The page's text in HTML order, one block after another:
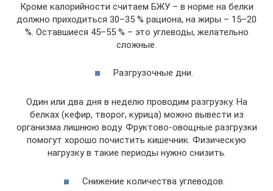
Кроме калорийности считаем БЖУ – в норме на белки
должно приходиться 30–35 % рациона, на жиры – 15–20
%. Оставшиеся 45–55 % – это углеводы, желательно
сложные.
Разгрузочные дни.
Один или два дня в неделю проводим разгрузку. На
белках (кефир, творог, курица) можно вывести из
организма лишнюю воду. Фруктово-овощные разгрузки
помогут хорошо почистить кишечник. Физическую
нагрузку в такие периоды нужно снизить.
Снижение количества углеводов.